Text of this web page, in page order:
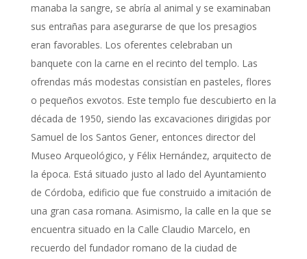
manaba la sangre, se abría al animal y se examinaban
sus entrañas para asegurarse de que los presagios
eran favorables. Los oferentes celebraban un
banquete con la carne en el recinto del templo. Las
ofrendas más modestas consistían en pasteles, flores
o pequeños exvotos. Este templo fue descubierto en la
década de 1950, siendo las excavaciones dirigidas por
Samuel de los Santos Gener, entonces director del
Museo Arqueológico, y Félix Hernández, arquitecto de
la época. Está situado justo al lado del Ayuntamiento
de Córdoba, edificio que fue construido a imitación de
una gran casa romana. Asimismo, la calle en la que se
encuentra situado en la Calle Claudio Marcelo, en
recuerdo del fundador romano de la ciudad de